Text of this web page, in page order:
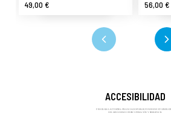
49,00 € 56,00 €
ACCESIBILIDAD